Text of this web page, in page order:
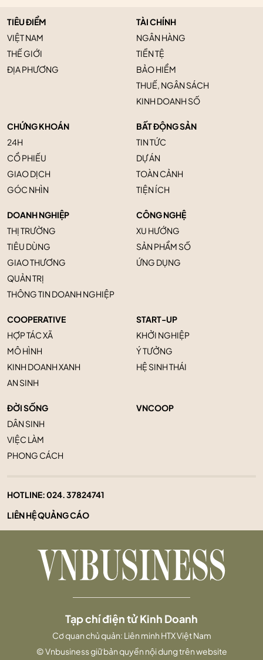
TIÊU ĐIỂM
VIỆT NAM
THẾ GIỚI
ĐỊA PHƯƠNG
TÀI CHÍNH
NGÂN HÀNG
TIỀN TỆ
BẢO HIỂM
THUẾ, NGÂN SÁCH
KINH DOANH SỐ
CHỨNG KHOÁN
24H
CỔ PHIẾU
GIAO DỊCH
GÓC NHÌN
BẤT ĐỘNG SẢN
TIN TỨC
DỰ ÁN
TOÀN CẢNH
TIỆN ÍCH
DOANH NGHIỆP
THỊ TRƯỜNG
TIÊU DÙNG
GIAO THƯƠNG
QUẢN TRỊ
THÔNG TIN DOANH NGHIỆP
CÔNG NGHỆ
XU HƯỚNG
SẢN PHẨM SỐ
ỨNG DỤNG
COOPERATIVE
HỢP TÁC XÃ
MÔ HÌNH
KINH DOANH XANH
AN SINH
START-UP
KHỞI NGHIỆP
Ý TƯỞNG
HỆ SINH THÁI
ĐỜI SỐNG
DÂN SINH
VIỆC LÀM
PHONG CÁCH
VNCOOP
HOTLINE:024. 37824741
LIÊN HỆ QUẢNG CÁO
Tạp chí điện tử Kinh Doanh
Cơ quan chủ quản: Liên minh HTX Việt Nam
© Vnbusiness giữ bản quyền nội dung trên website